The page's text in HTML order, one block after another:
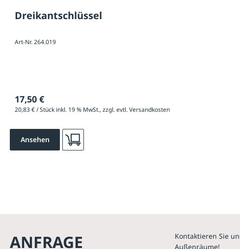
Dreikantschlüssel
Art-Nr. 264.019
17,50 €
20,83 € / Stück inkl. 19 % MwSt., zzgl. evtl. Versandkosten
Ansehen
ANFRAGE
Kontaktieren Sie
Außenräume!